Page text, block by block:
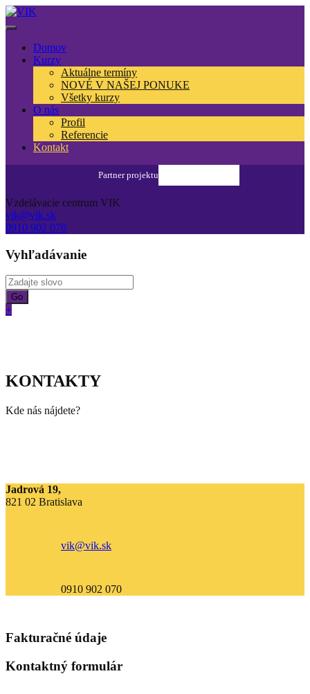
Domov
Kurzy
Aktuálne termíny
NOVÉ V NAŠEJ PONUKE
Všetky kurzy
O nás
Profil
Referencie
Kontakt
Vzdelávacie centrum VIK
vik@vik.sk
0910 902 070
Vyhľadávanie
+
KONTAKTY
Kde nás nájdete?
Jadrová 19,
821 02 Bratislava
vik@vik.sk
0910 902 070
Fakturačné údaje
Kontaktný formulár